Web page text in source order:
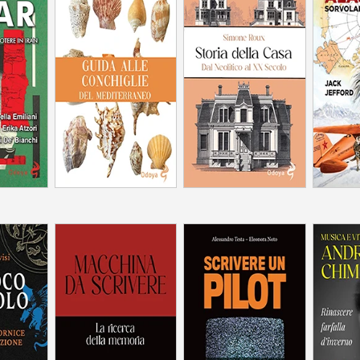
dai flutti e stringeranno negli artigli immensi
logorata dalle guerre... Il giorno in cui le
oscuro dell’oceano salirà in superficie, nel
e
Dal Neolitico al XX
secolo
La ricerca della
memoria
La puntata zero delle
serie tv